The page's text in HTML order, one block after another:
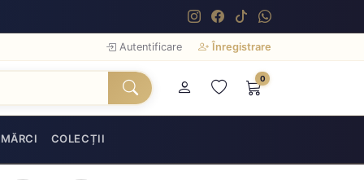
Autentificare Înregistrare
0
MĂRCI COLECȚII